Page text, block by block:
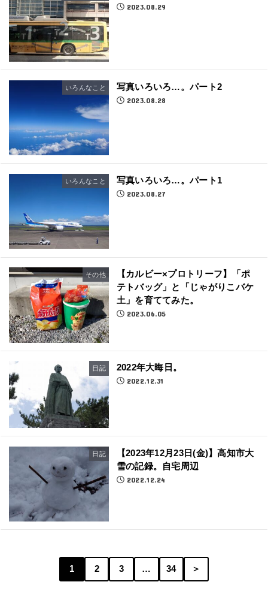
2023.08.29
いろんなこと 写真いろいろ…。パート2
2023.08.28
いろんなこと 写真いろいろ…。パート1
2023.08.27
その他
【カルビー×プロトリーフ】「ポ
テトバッグ」と「じゃがりこバケ
土」を育ててみた。
2023.06.05
日記 2022年大晦日。
2022.12.31
日記
【2023年12月23日(金)】高知市大
雪の記録。自宅周辺
2022.12.24
1 2 3 … 34 ＞